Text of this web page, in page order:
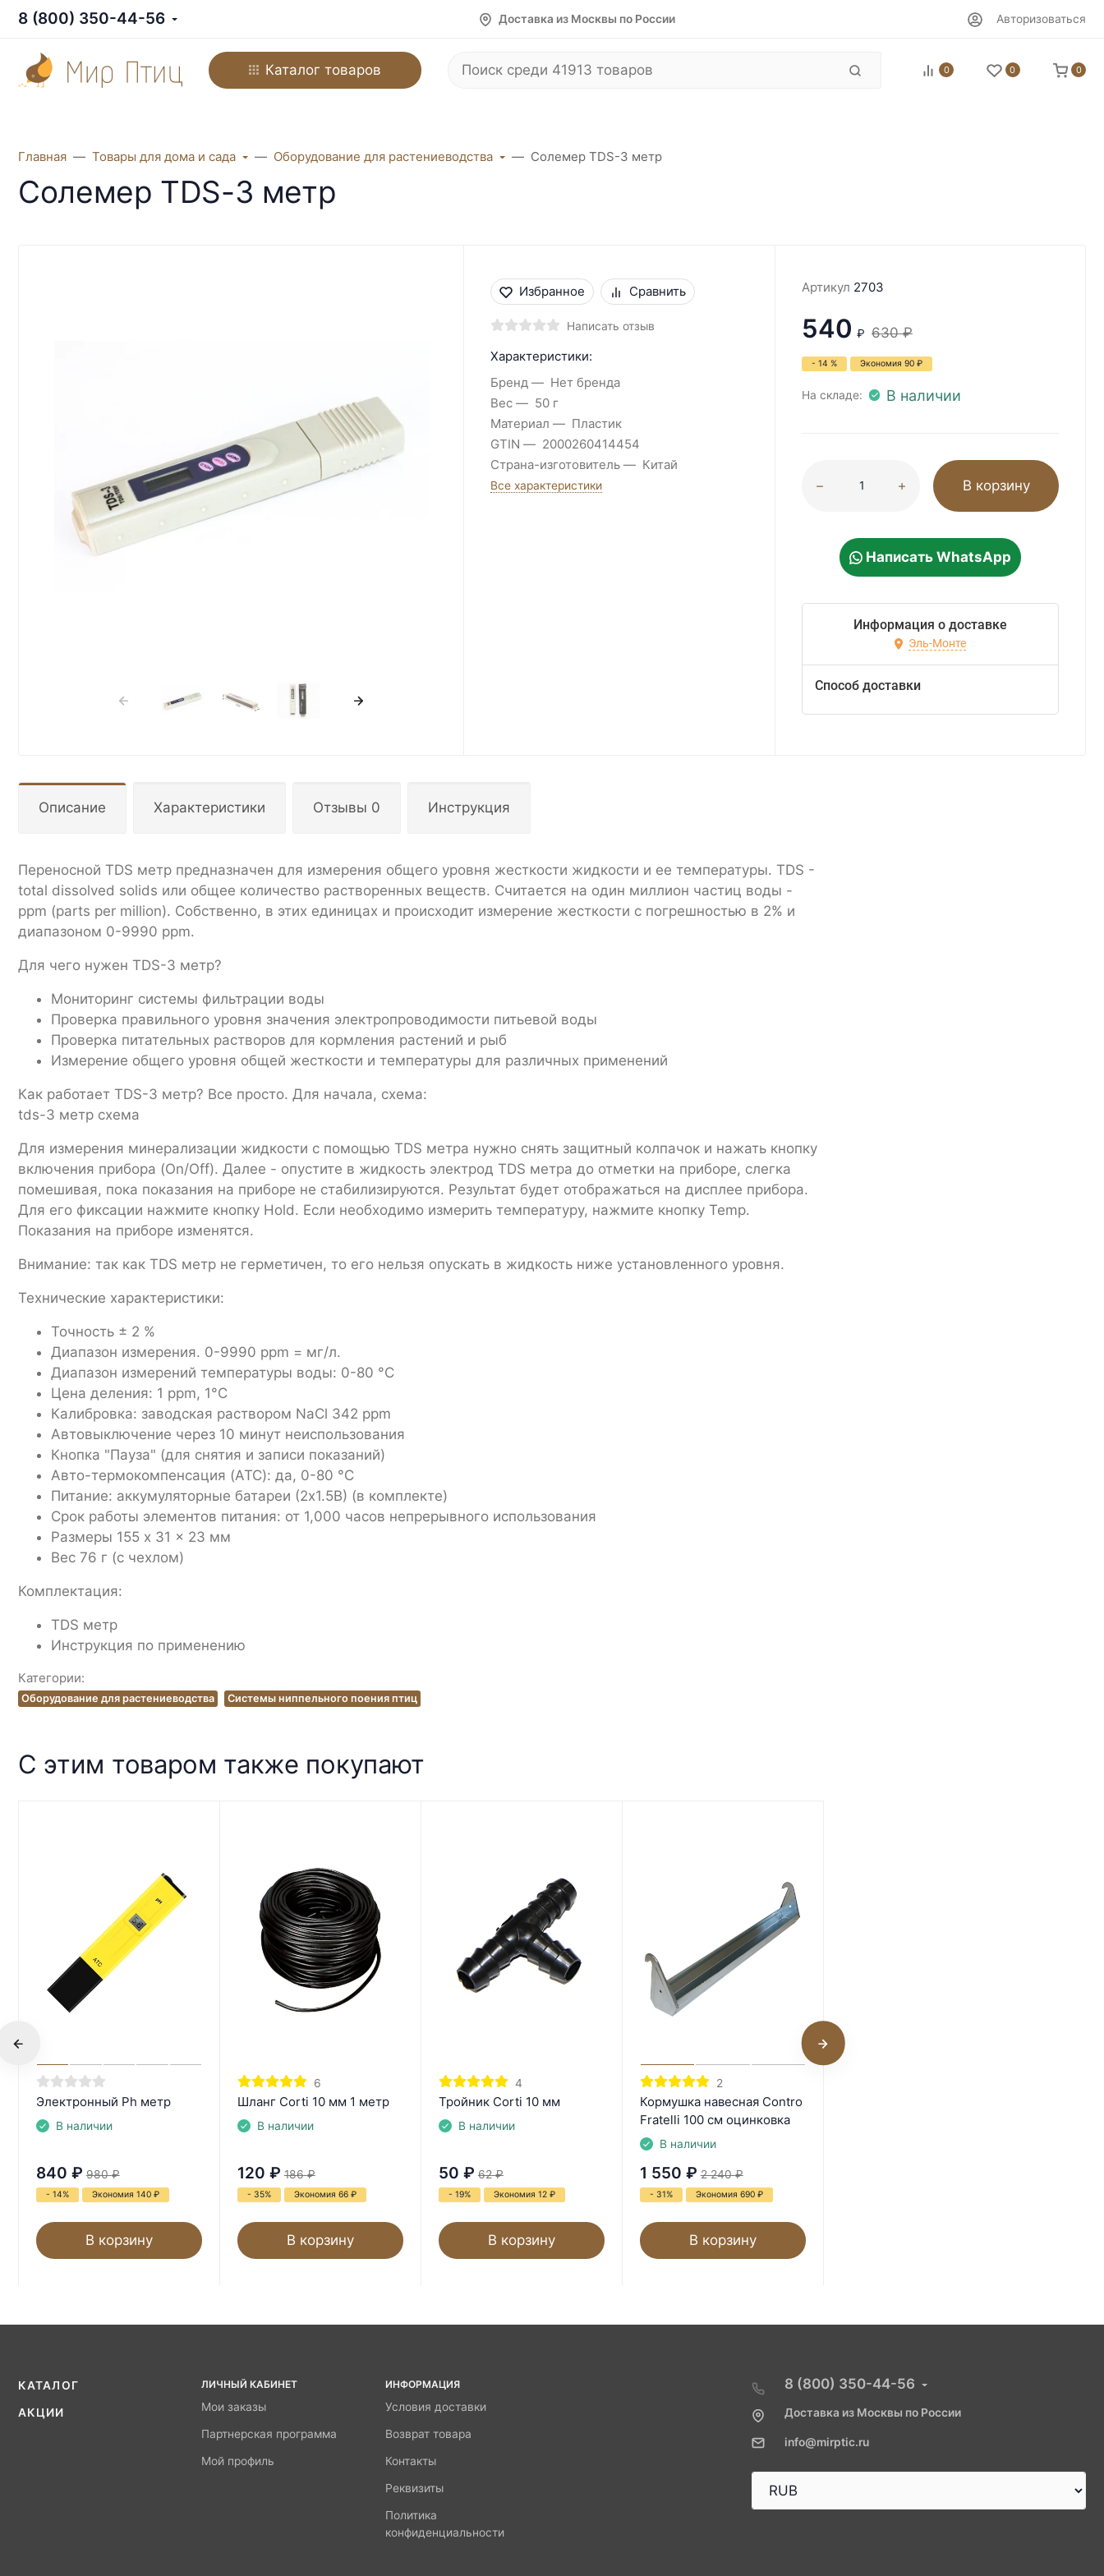
8 (800) 350-44-56 Доставка из Москвы по России Авторизоваться
Каталог товаров 0 0 0
Главная Товары для дома и сада Оборудование для растениеводства Солемер TDS-3 метр
Солемер TDS-3 метр
Избранное Сравнить
Написать отзыв
Характеристики:
Бренд
Нет бренда
Вес
50 г
Материал
Пластик
GTIN
2000260414454
Страна-изготовитель
Китай
Все характеристики
Артикул 2703
540 ₽ 630 ₽
- 14 % Экономия 90 ₽
На складе: В наличии
В корзину
Написать WhatsApp
Информация о доставке
Эль-Монте
Способ доставки
Описание Характеристики Отзывы 0 Инструкция
Переносной TDS метр предназначен для измерения общего уровня жесткости жидкости и ее температуры. TDS -
total dissolved solids или общее количество растворенных веществ. Считается на один миллион частиц воды -
ppm (parts per million). Собственно, в этих единицах и происходит измерение жесткости с погрешностью в 2% и
диапазоном 0-9990 ppm.
Для чего нужен TDS-3 метр?
Мониторинг системы фильтрации воды
Проверка правильного уровня значения электропроводимости питьевой воды
Проверка питательных растворов для кормления растений и рыб
Измерение общего уровня общей жесткости и температуры для различных применений
Как работает TDS-3 метр? Все просто. Для начала, схема:
tds-3 метр схема
Для измерения минерализации жидкости с помощью TDS метра нужно снять защитный колпачок и нажать кнопку
включения прибора (On/Off). Далее - опустите в жидкость электрод TDS метра до отметки на приборе, слегка
помешивая, пока показания на приборе не стабилизируются. Результат будет отображаться на дисплее прибора.
Для его фиксации нажмите кнопку Hold. Если необходимо измерить температуру, нажмите кнопку Temp.
Показания на приборе изменятся.
Внимание: так как TDS метр не герметичен, то его нельзя опускать в жидкость ниже установленного уровня.
Технические характеристики:
Точность ± 2 %
Диапазон измерения. 0-9990 ppm = мг/л.
Диапазон измерений температуры воды: 0-80 °C
Цена деления: 1 ppm, 1°C
Калибровка: заводская раствором NaCl 342 ppm
Автовыключение через 10 минут неиспользования
Кнопка "Пауза" (для снятия и записи показаний)
Авто-термокомпенсация (ATC): да, 0-80 °C
Питание: аккумуляторные батареи (2x1.5В) (в комплекте)
Срок работы элементов питания: от 1,000 часов непрерывного использования
Размеры 155 x 31 x 23 мм
Вес 76 г (с чехлом)
Комплектация:
TDS метр
Инструкция по применению
Категории:
Оборудование для растениеводства Системы ниппельного поения птиц
С этим товаром также покупают
Электронный Ph метр
В наличии
840 ₽ 980 ₽
- 14% Экономия 140 ₽
В корзину
6
Шланг Corti 10 мм 1 метр
В наличии
120 ₽ 186 ₽
- 35% Экономия 66 ₽
В корзину
4
Тройник Corti 10 мм
В наличии
50 ₽ 62 ₽
- 19% Экономия 12 ₽
В корзину
2
Кормушка навесная Contro
Fratelli 100 см оцинковка
В наличии
1 550 ₽ 2 240 ₽
- 31% Экономия 690 ₽
В корзину
КАТАЛОГ
АКЦИИ
ЛИЧНЫЙ КАБИНЕТ
Мои заказы
Партнерская программа
Мой профиль
ИНФОРМАЦИЯ
Условия доставки
Возврат товара
Контакты
Реквизиты
Политика
конфиденциальности
8 (800) 350-44-56
Доставка из Москвы по России
info@mirptic.ru